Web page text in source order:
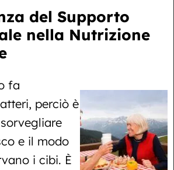
del Supporto
nella Nutrizione
fa
perciò è
e il modo
i cibi. È